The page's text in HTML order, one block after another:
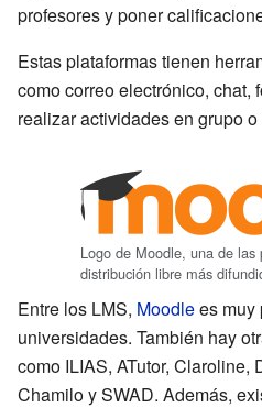
profesores y poner
Estas plataformas tienen
como correo electrónico, chat,
realizar actividades en grupo
Logo de Moodle, una de
distribución libre más
Entre los LMS, Moodlees muy
universidades. También hay
como ILIAS, ATutor, Claroline,
Chamilo y SWAD. Además,